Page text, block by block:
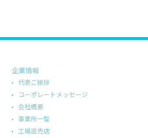
企業情報
代表ご挨拶
コーポレートメッセージ
会社概要
事業所一覧
工場直売店